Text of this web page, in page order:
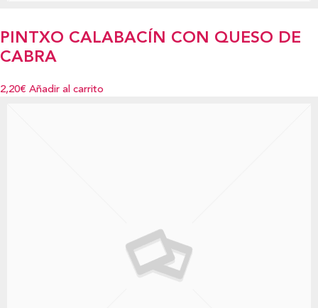
PINTXO CALABACÍN CON QUESO DE
CABRA
2,20€ Añadir al carrito